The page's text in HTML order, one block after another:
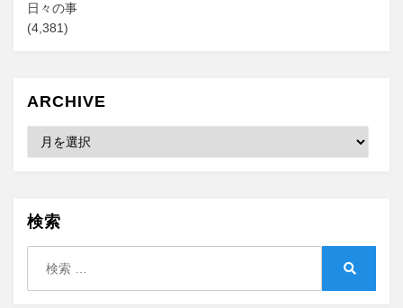
日々の事
(4,381)
ARCHIVE
Archive
検索